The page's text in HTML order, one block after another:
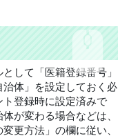
して「医籍登録番号」
治体」を設定しておく必
登録時に設定済みで
が変わる場合などは、
更方法」の欄に従い、